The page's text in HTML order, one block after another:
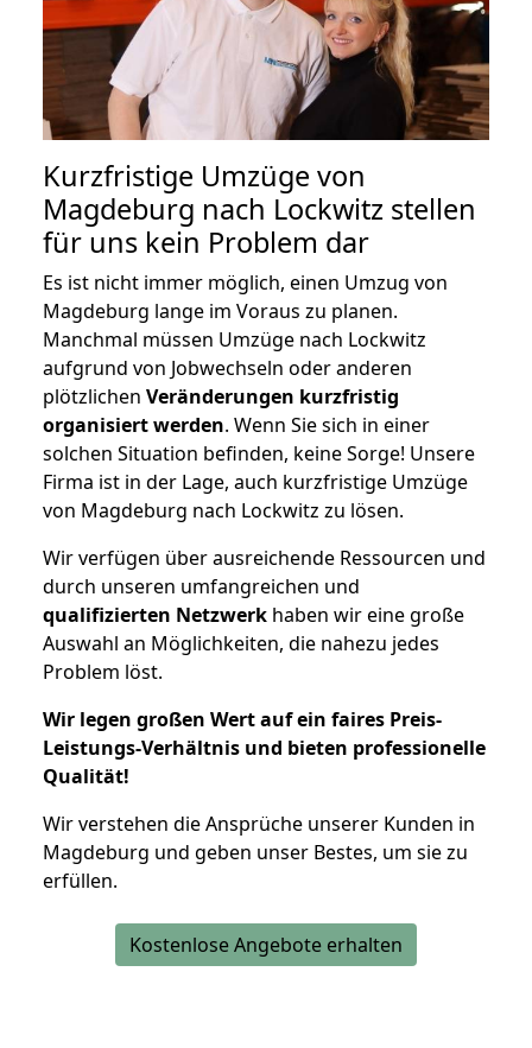
Kurzfristige Umzüge von
Magdeburg nach Lockwitz stellen
für uns kein Problem dar
Es ist nicht immer möglich, einen Umzug von
Magdeburg lange im Voraus zu planen.
Manchmal müssen Umzüge nach Lockwitz
aufgrund von Jobwechseln oder anderen
plötzlichen Veränderungen kurzfristig
organisiert werden. Wenn Sie sich in einer
solchen Situation befinden, keine Sorge! Unsere
Firma ist in der Lage, auch kurzfristige Umzüge
von Magdeburg nach Lockwitz zu lösen.
Wir verfügen über ausreichende Ressourcen und
durch unseren umfangreichen und
qualifizierten Netzwerk haben wir eine große
Auswahl an Möglichkeiten, die nahezu jedes
Problem löst.
Wir legen großen Wert auf ein faires Preis-
Leistungs-Verhältnis und bieten professionelle
Qualität!
Wir verstehen die Ansprüche unserer Kunden in
Magdeburg und geben unser Bestes, um sie zu
erfüllen.
Kostenlose Angebote erhalten